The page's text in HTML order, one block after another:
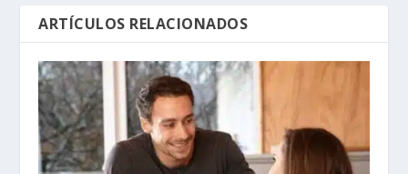
ARTÍCULOS RELACIONADOS